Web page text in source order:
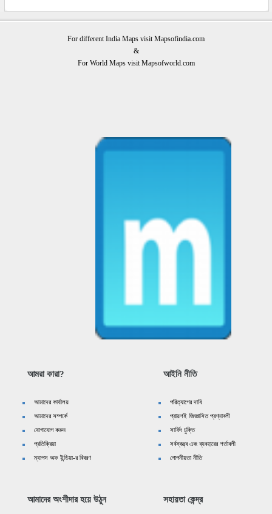
For different India Maps visit Mapsofindia.com
&
For World Maps visit Mapsofworld.com
আমরা কারা?
আমাদের কার্যালয়
আমাদের সম্পর্কে
যোগাযোগ করুন
প্রতিক্রিয়া
ম্যাপস অফ ইন্ডিয়া-র বিবরণ
আইনি নীতি
পরিত্যাগের দাবি
প্রায়শই জিজ্ঞাসিত প্রশ্নাবলী
সার্ফিং চুক্তি
সর্বস্বত্ত্ব এবং ব্যবহারের শর্তাবলী
গোপনীয়তা নীতি
আমাদের অংশীদার হয়ে উঠুন সহায়তা কেন্দ্র